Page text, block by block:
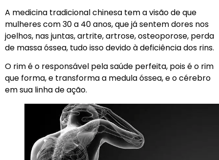
A medicina tradicional chinesa tem a visão de que
mulheres com 30 a 40 anos, que já sentem dores nos
joelhos, nas juntas, artrite, artrose, osteoporose, perda
de massa óssea, tudo isso devido à deficiência dos rins.
O rim é o responsável pela saúde perfeita, pois é o rim
que forma, e transforma a medula óssea, e o cérebro
em sua linha de ação.